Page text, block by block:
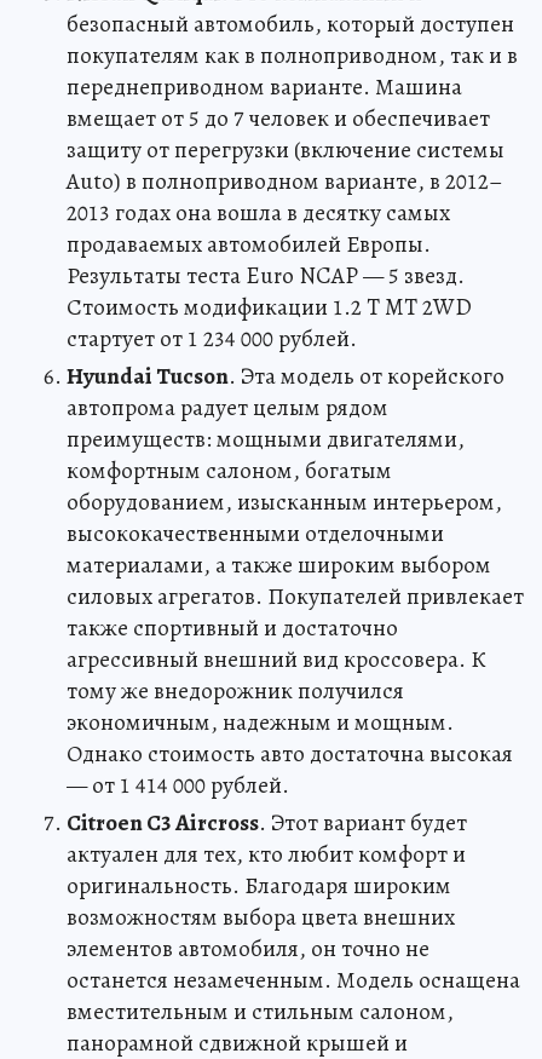
безопасный автомобиль, который доступен
покупателям как в полноприводном, так и в
переднеприводном варианте. Машина
вмещает от 5 до 7 человек и обеспечивает
защиту от перегрузки (включение системы
Auto) в полноприводном варианте, в 2012–
2013 годах она вошла в десятку самых
продаваемых автомобилей Европы.
Результаты теста Euro NCAP — 5 звезд.
Стоимость модификации 1.2 T MT 2WD
стартует от 1 234 000 рублей.
Hyundai Tucson. Эта модель от корейского
автопрома радует целым рядом
преимуществ: мощными двигателями,
комфортным салоном, богатым
оборудованием, изысканным интерьером,
высококачественными отделочными
материалами, а также широким выбором
силовых агрегатов. Покупателей привлекает
также спортивный и достаточно
агрессивный внешний вид кроссовера. К
тому же внедорожник получился
экономичным, надежным и мощным.
Однако стоимость авто достаточна высокая
— от 1 414 000 рублей.
Citroen C3 Aircross. Этот вариант будет
актуален для тех, кто любит комфорт и
оригинальность. Благодаря широким
возможностям выбора цвета внешних
элементов автомобиля, он точно не
останется незамеченным. Модель оснащена
вместительным и стильным салоном,
панорамной сдвижной крышей и